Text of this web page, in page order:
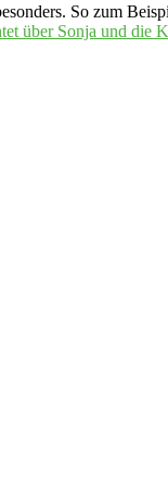
So zum
über Sonja und die